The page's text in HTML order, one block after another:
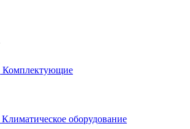
Комплектующие
Климатическое оборудование